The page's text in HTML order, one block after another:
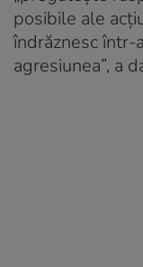
posibile ale
îndrăznesc într-
agresiunea”, a